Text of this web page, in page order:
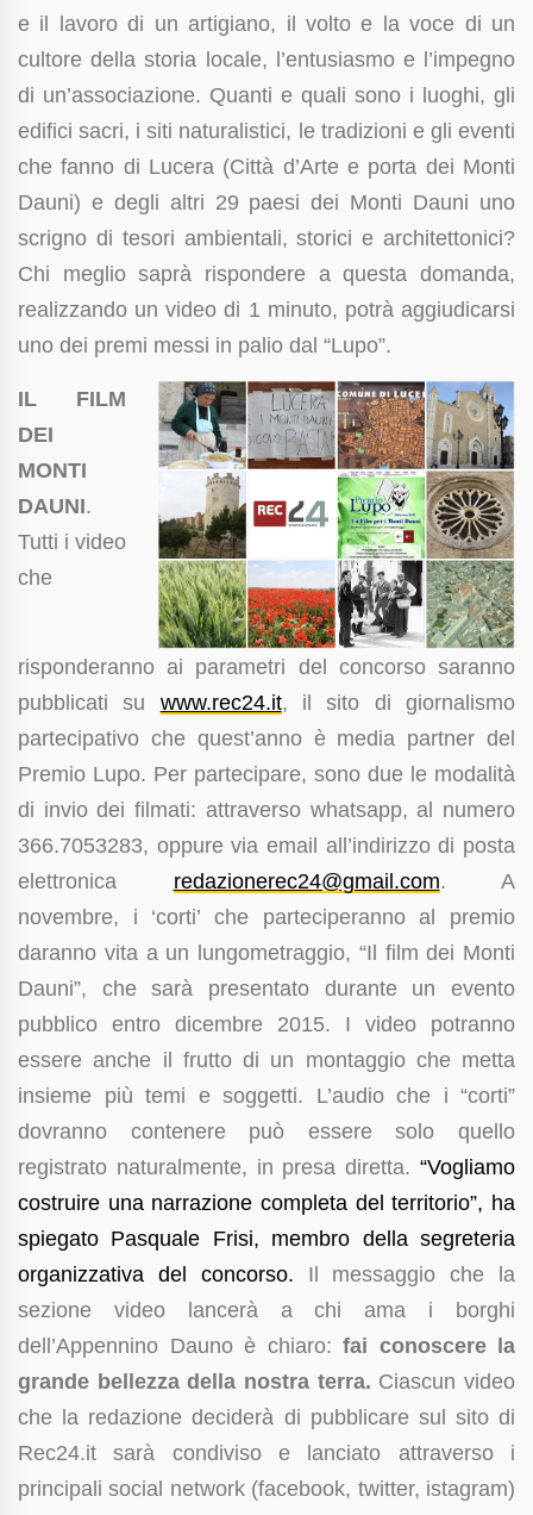
e il lavoro di un artigiano, il volto e la voce di un
cultore della storia locale, l’entusiasmo e l’impegno
di un’associazione. Quanti e quali sono i luoghi, gli
edifici sacri, i siti naturalistici, le tradizioni e gli eventi
che fanno di Lucera (Città d’Arte e porta dei Monti
Dauni) e degli altri 29 paesi dei Monti Dauni uno
scrigno di tesori ambientali, storici e architettonici?
Chi meglio saprà rispondere a questa domanda,
realizzando un video di 1 minuto, potrà aggiudicarsi
uno dei premi messi in palio dal “Lupo”.
IL FILM
DEI
MONTI
DAUNI.
Tutti i video
che
risponderanno ai parametri del concorso saranno
pubblicati su www.rec24.it, il sito di giornalismo
partecipativo che quest’anno è media partner del
Premio Lupo. Per partecipare, sono due le modalità
di invio dei filmati: attraverso whatsapp, al numero
366.7053283, oppure via email all’indirizzo di posta
elettronica redazionerec24@gmail.com. A
novembre, i ‘corti’ che parteciperanno al premio
daranno vita a un lungometraggio, “Il film dei Monti
Dauni”, che sarà presentato durante un evento
pubblico entro dicembre 2015. I video potranno
essere anche il frutto di un montaggio che metta
insieme più temi e soggetti. L’audio che i “corti”
dovranno contenere può essere solo quello
registrato naturalmente, in presa diretta. “Vogliamo
costruire una narrazione completa del territorio”, ha
spiegato Pasquale Frisi, membro della segreteria
organizzativa del concorso. Il messaggio che la
sezione video lancerà a chi ama i borghi
dell’Appennino Dauno è chiaro: fai conoscere la
grande bellezza della nostra terra. Ciascun video
che la redazione deciderà di pubblicare sul sito di
Rec24.it sarà condiviso e lanciato attraverso i
principali social network (facebook, twitter, istagram)